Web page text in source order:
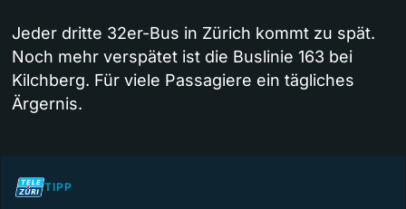
Jeder dritte 32er-Bus in Zürich kommt zu spät.
Noch mehr verspätet ist die Buslinie 163 bei
Kilchberg. Für viele Passagiere ein tägliches
Ärgernis.
TIPP